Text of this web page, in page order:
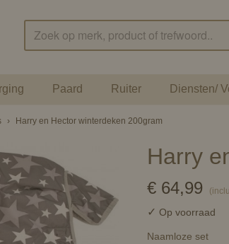
Paard Ruiter Diensten/
› Harry en Hector winterdeken 200gram
Harry
€ 64,99
✓ Op voorraad
Naamloze set